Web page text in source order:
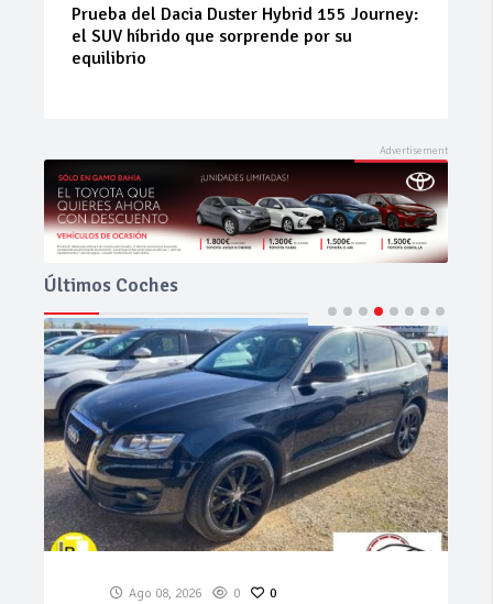
Neumáticos de ocasión: la alternativa
inteligente para ahorrar sin renunciar a la
seguridad
Últimos Coches
Ago 08, 2026 0 0